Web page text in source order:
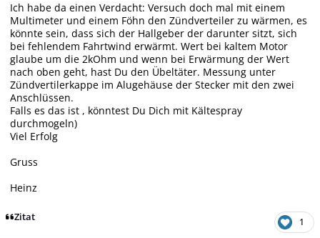
Ich habe da einen Verdacht: Versuch doch mal mit einem
Multimeter und einem Föhn den Zündverteiler zu wärmen, es
könnte sein, dass sich der Hallgeber der darunter sitzt, sich
bei fehlendem Fahrtwind erwärmt. Wert bei kaltem Motor
glaube um die 2kOhm und wenn bei Erwärmung der Wert
nach oben geht, hast Du den Übeltäter. Messung unter
Zündvertilerkappe im Alugehäuse der Stecker mit den zwei
Anschlüssen.
Falls es das ist , könntest Du Dich mit Kältespray
durchmogeln)
Viel Erfolg
Gruss
Heinz
Zitat 1